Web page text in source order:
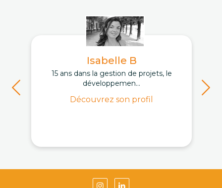
Isabelle B
15 ans dans la gestion de projets, le
développemen...
Découvrez son profil